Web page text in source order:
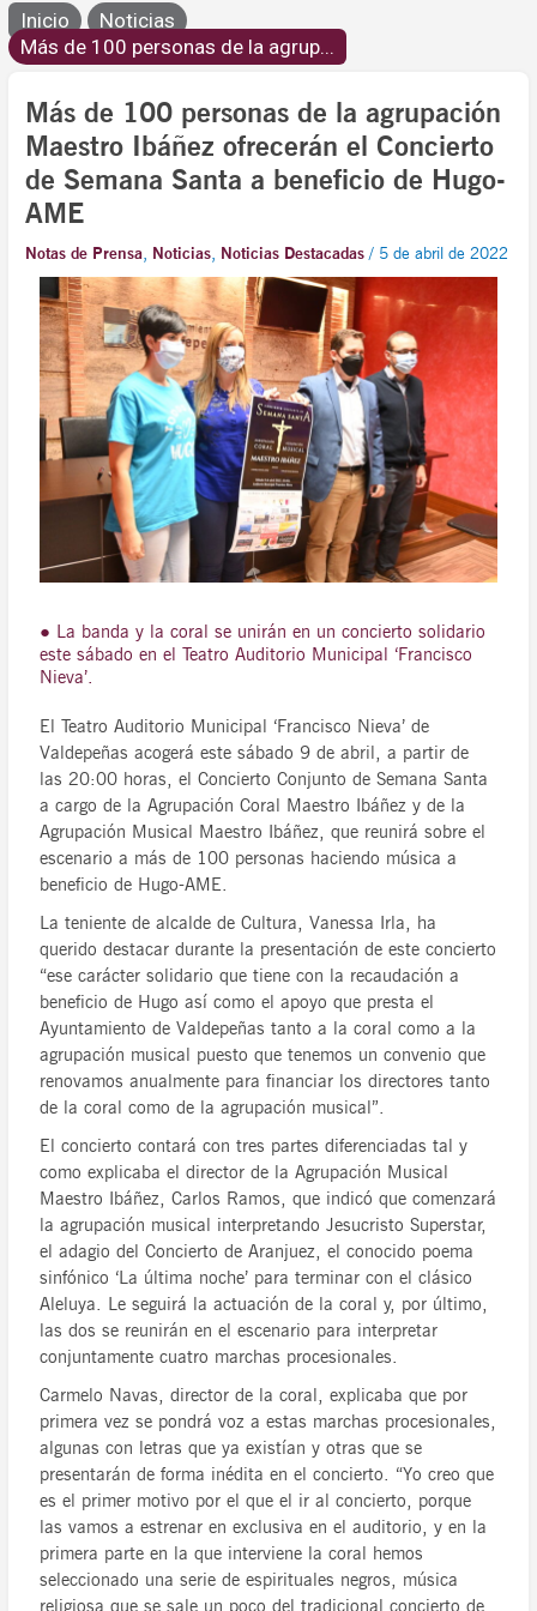
Inicio
Noticias
Más de 100 personas de la agrup...
Más de 100 personas de la agrupación
Maestro Ibáñez ofrecerán el Concierto
de Semana Santa a beneficio de Hugo-
AME
Notas de Prensa, Noticias, Noticias Destacadas / 5 de abril de 2022
● La banda y la coral se unirán en un concierto solidario
este sábado en el Teatro Auditorio Municipal ‘Francisco
Nieva’.
El Teatro Auditorio Municipal ‘Francisco Nieva’ de
Valdepeñas acogerá este sábado 9 de abril, a partir de
las 20:00 horas, el Concierto Conjunto de Semana Santa
a cargo de la Agrupación Coral Maestro Ibáñez y de la
Agrupación Musical Maestro Ibáñez, que reunirá sobre el
escenario a más de 100 personas haciendo música a
beneficio de Hugo-AME.
La teniente de alcalde de Cultura, Vanessa Irla, ha
querido destacar durante la presentación de este concierto
“ese carácter solidario que tiene con la recaudación a
beneficio de Hugo así como el apoyo que presta el
Ayuntamiento de Valdepeñas tanto a la coral como a la
agrupación musical puesto que tenemos un convenio que
renovamos anualmente para financiar los directores tanto
de la coral como de la agrupación musical”.
El concierto contará con tres partes diferenciadas tal y
como explicaba el director de la Agrupación Musical
Maestro Ibáñez, Carlos Ramos, que indicó que comenzará
la agrupación musical interpretando Jesucristo Superstar,
el adagio del Concierto de Aranjuez, el conocido poema
sinfónico ‘La última noche’ para terminar con el clásico
Aleluya. Le seguirá la actuación de la coral y, por último,
las dos se reunirán en el escenario para interpretar
conjuntamente cuatro marchas procesionales.
Carmelo Navas, director de la coral, explicaba que por
primera vez se pondrá voz a estas marchas procesionales,
algunas con letras que ya existían y otras que se
presentarán de forma inédita en el concierto. “Yo creo que
es el primer motivo por el que el ir al concierto, porque
las vamos a estrenar en exclusiva en el auditorio, y en la
primera parte en la que interviene la coral hemos
seleccionado una serie de espirituales negros, música
religiosa que se sale un poco del tradicional concierto de